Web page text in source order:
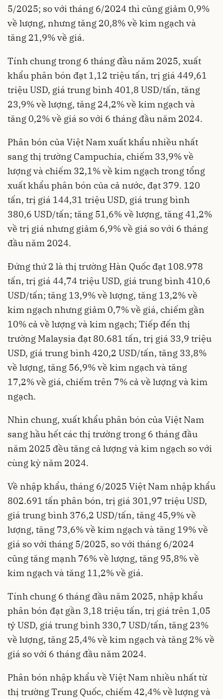
5/2025; so với tháng 6/2024 thì cũng giảm 0,9%
về lượng, nhưng tăng 20,8% về kim ngạch và
tăng 21,9% về giá.
Tính chung trong 6 tháng đầu năm 2025, xuất
khẩu phân bón đạt 1,12 triệu tấn, trị giá 449,61
triệu USD, giá trung bình 401,8 USD/tấn, tăng
23,9% về lượng, tăng 24,2% về kim ngạch và
tăng 0,2% về giá so với 6 tháng đầu năm 2024.
Phân bón của Việt Nam xuất khẩu nhiều nhất
sang thị trường Campuchia, chiếm 33,9% về
lượng và chiếm 32,1% về kim ngạch trong tổng
xuất khẩu phân bón của cả nước, đạt 379. 120
tấn, trị giá 144,31 triệu USD, giá trung bình
380,6 USD/tấn; tăng 51,6% về lượng, tăng 41,2%
về trị giá nhưng giảm 6,9% về giá so với 6 tháng
đầu năm 2024.
Đứng thứ 2 là thị trường Hàn Quốc đạt 108.978
tấn, trị giá 44,74 triệu USD, giá trung bình 410,6
USD/tấn; tăng 13,9% về lượng, tăng 13,2% về
kim ngạch nhưng giảm 0,7% về giá, chiếm gần
10% cả về lượng và kim ngạch; Tiếp đến thị
trường Malaysia đạt 80.681 tấn, trị giá 33,9 triệu
USD, giá trung bình 420,2 USD/tấn, tăng 33,8%
về lượng, tăng 56,9% về kim ngạch và tăng
17,2% về giá, chiếm trên 7% cả về lượng và kim
ngạch.
Nhìn chung, xuất khẩu phân bón của Việt Nam
sang hầu hết các thị trường trong 6 tháng đầu
năm 2025 đều tăng cả lượng và kim ngạch so với
cùng kỳ năm 2024.
Về nhập khẩu, tháng 6/2025 Việt Nam nhập khẩu
802.691 tấn phân bón, trị giá 301,97 triệu USD,
giá trung bình 376,2 USD/tấn, tăng 45,9% về
lượng, tăng 73,6% về kim ngạch và tăng 19% về
giá so với tháng 5/2025, so với tháng 6/2024
cũng tăng mạnh 76% về lượng, tăng 95,8% về
kim ngạch và tăng 11,2% về giá.
Tính chung 6 tháng đầu năm 2025, nhập khẩu
phân bón đạt gần 3,18 triệu tấn, trị giá trên 1,05
tỷ USD, giá trung bình 330,7 USD/tấn, tăng 23%
về lượng, tăng 25,4% về kim ngạch và tăng 2% về
giá so với 6 tháng đầu năm 2024.
Phân bón nhập khẩu về Việt Nam nhiều nhất từ
thị trường Trung Quốc, chiếm 42,4% về lượng và